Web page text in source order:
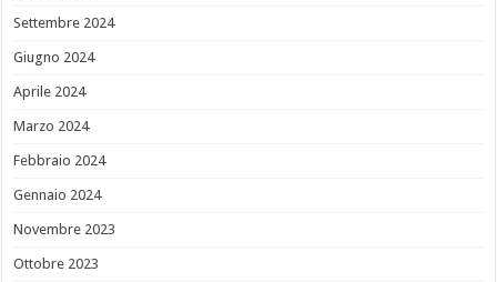
Settembre 2024
Giugno 2024
Aprile 2024
Marzo 2024
Febbraio 2024
Gennaio 2024
Novembre 2023
Ottobre 2023